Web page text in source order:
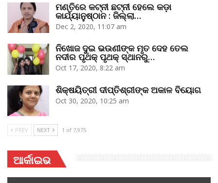
ମଣ୍ତିରେ କଟ୍‌ନୀ ଛଟ୍‌ନୀ ହେଲେ କଡ଼ା
କାର୍ଯ୍ୟାନୁଷ୍ଠାନ : ଜିଲ୍ଲା…
Dec 2, 2020, 11:07 am
ନିଖୋଜ ଦୁଇ ଭଉଣୀଙ୍କ ମୃତ ଦେହ ତେଲ
ନଦୀର ପୃଥକ୍‌ ପୃଥକ୍‌ ସ୍ଥାନରୁ…
Oct 17, 2020, 8:22 am
ଶିକ୍ଷୟିତ୍ରୀ ଦୀପ୍ତିଶ୍ରୀଙ୍କ ଅକାଳ ବିୟୋଗ
Oct 30, 2020, 10:25 am
PREV NEXT 1 of 7,975
ଆର୍କାଇଭ